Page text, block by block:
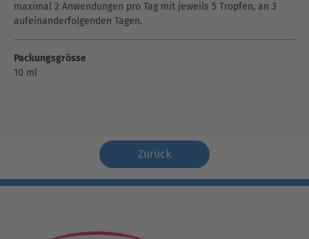
maximal 2 Anwendungen pro Tag mit jeweils 5 Tropfen, an 3
aufeinanderfolgenden Tagen.
Packungsgrösse
10 ml
Zurück